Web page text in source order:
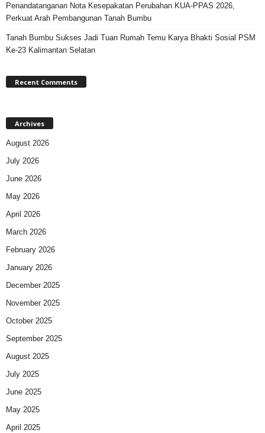
Penandatanganan Nota Kesepakatan Perubahan KUA-PPAS 2026,
Perkuat Arah Pembangunan Tanah Bumbu
Tanah Bumbu Sukses Jadi Tuan Rumah Temu Karya Bhakti Sosial PSM
Ke-23 Kalimantan Selatan
Recent Comments
Archives
August 2026
July 2026
June 2026
May 2026
April 2026
March 2026
February 2026
January 2026
December 2025
November 2025
October 2025
September 2025
August 2025
July 2025
June 2025
May 2025
April 2025